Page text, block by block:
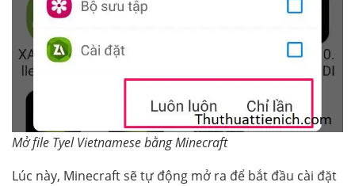
Mở file Tyel Vietnamese bằng Minecraft
Lúc này, Minecraft sẽ tự động mở ra để bắt đầu cài đặt